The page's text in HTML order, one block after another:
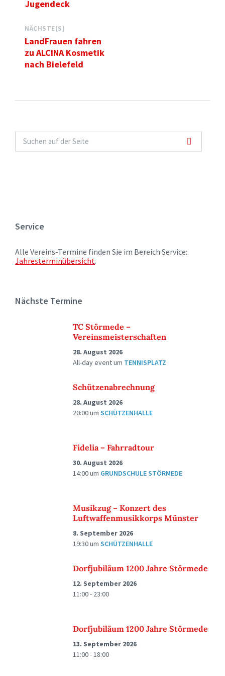
Jugendeck
NÄCHSTE(S)
LandFrauen fahren
zu ALCINA Kosmetik
nach Bielefeld
Service
Alle Vereins-Termine finden Sie im Bereich Service:
Jahresterminübersicht.
Nächste Termine
TC Störmede –
Vereinsmeisterschaften
28. August 2026
All-day eventum TENNISPLATZ
Schützenabrechnung
28. August 2026
20:00um SCHÜTZENHALLE
Fidelia – Fahrradtour
30. August 2026
14:00um GRUNDSCHULE STÖRMEDE
Musikzug – Konzert des
Luftwaffenmusikkorps Münster
8. September 2026
19:30um SCHÜTZENHALLE
Dorfjubiläum 1200 Jahre Störmede
12. September 2026
11:00 - 23:00
Dorfjubiläum 1200 Jahre Störmede
13. September 2026
11:00 - 18:00